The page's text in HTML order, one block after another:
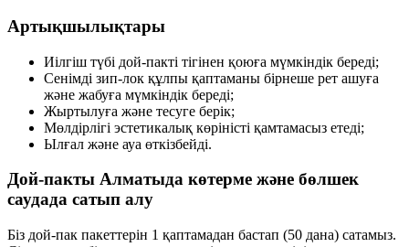
Артықшылықтары
Иілгіш түбі дой-пакті тігінен қоюға мүмкіндік береді;
Сенімді зип-лок құлпы қаптаманы бірнеше рет ашуға
және жабуға мүмкіндік береді;
Жыртылуға және тесуге берік;
Мөлдірлігі эстетикалық көріністі қамтамасыз етеді;
Ылғал және ауа өткізбейді.
Дой-пакты Алматыда көтерме және бөлшек
саудада сатып алу
Біз дой-пак пакеттерін 1 қаптамадан бастап (50 дана) сатамыз.